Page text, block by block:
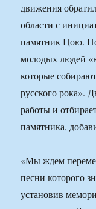
движения
области с
памятник Цою.
молодых людей
которые
русского рока».
работы и
памятника,
«Мы ждем
песни которого
установив